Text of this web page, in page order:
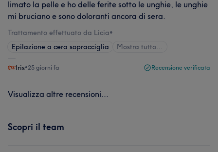
limato la pelle e ho delle ferite sotto le unghie, le unghie
mi bruciano e sono doloranti ancora di sera.
Trattamento effettuato da Licia•
Epilazione a cera sopracciglia
Mostra tutto…
Iris•25 giorni fa Recensione verificata
Visualizza altre recensioni...
Scopri il team